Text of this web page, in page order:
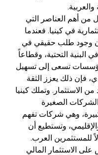
من أهم العناصر التي
في كينيا. فعندما
وجود طلب حقيقي في
البنية التحتية، وقطاعاً
تسعى إلى تسهيل
فإن ذلك يعزز الثقة
من الاستثمار. وتملك كينيا
الصغيرة
وهي شركات تفهم
وتستطيع أن
للمستثمرين العرب.
الاستثمار المالي